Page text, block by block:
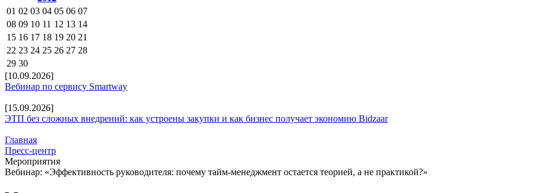
01 02 03 04 05 06 07
08 09 10 11 12 13 14
15 16 17 18 19 20 21
22 23 24 25 26 27 28
29 30
[10.09.2026]
Вебинар по сервису Smartway
[15.09.2026]
ЭТП без сложных внедрений: как устроены закупки и как бизнес получает экономию Bidzaar
Главная
Пресс-центр
Мероприятия
Вебинар: «Эффективность руководителя: почему тайм-менеджмент остается теорией, а не практикой?»